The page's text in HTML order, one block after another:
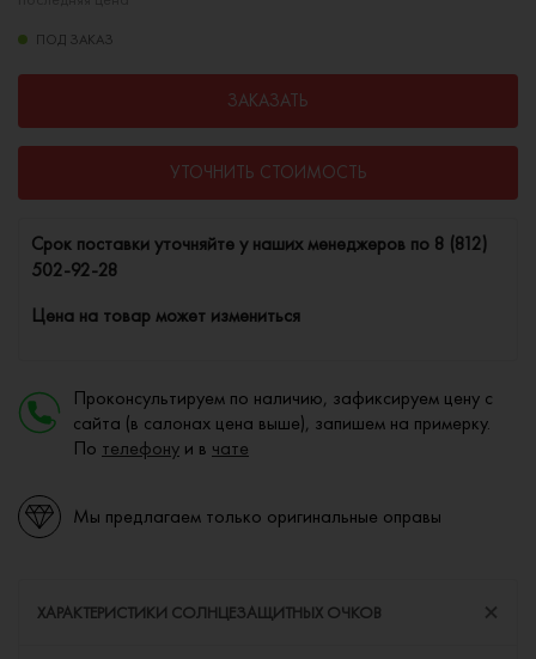
ПОД ЗАКАЗ
ЗАКАЗАТЬ
УТОЧНИТЬ СТОИМОСТЬ
Cрок поставки уточняйте у наших менеджеров по 8 (812)
502-92-28
Цена на товар может измениться
Проконсультируем по наличию, зафиксируем цену с
сайта (в салонах цена выше), запишем на примерку.
По телефону и в чате
Мы предлагаем только оригинальные оправы
ХАРАКТЕРИСТИКИ СОЛНЦЕЗАЩИТНЫХ ОЧКОВ